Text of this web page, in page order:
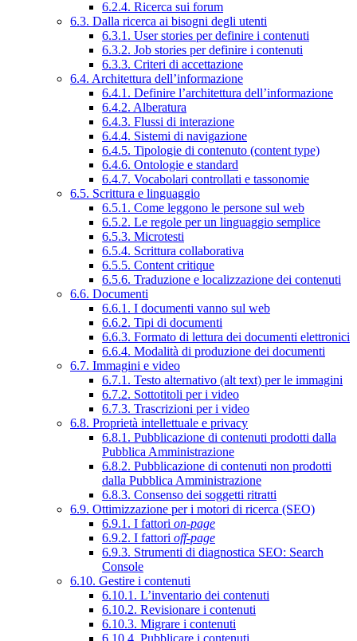
6.2.4. Ricerca sui forum
6.3. Dalla ricerca ai bisogni degli utenti
6.3.1. User stories per definire i contenuti
6.3.2. Job stories per definire i contenuti
6.3.3. Criteri di accettazione
6.4. Architettura dell’informazione
6.4.1. Definire l’architettura dell’informazione
6.4.2. Alberatura
6.4.3. Flussi di interazione
6.4.4. Sistemi di navigazione
6.4.5. Tipologie di contenuto (content type)
6.4.6. Ontologie e standard
6.4.7. Vocabolari controllati e tassonomie
6.5. Scrittura e linguaggio
6.5.1. Come leggono le persone sul web
6.5.2. Le regole per un linguaggio semplice
6.5.3. Microtesti
6.5.4. Scrittura collaborativa
6.5.5. Content critique
6.5.6. Traduzione e localizzazione dei contenuti
6.6. Documenti
6.6.1. I documenti vanno sul web
6.6.2. Tipi di documenti
6.6.3. Formato di lettura dei documenti elettronici
6.6.4. Modalità di produzione dei documenti
6.7. Immagini e video
6.7.1. Testo alternativo (alt text) per le immagini
6.7.2. Sottotitoli per i video
6.7.3. Trascrizioni per i video
6.8. Proprietà intellettuale e privacy
6.8.1. Pubblicazione di contenuti prodotti dalla
Pubblica Amministrazione
6.8.2. Pubblicazione di contenuti non prodotti
dalla Pubblica Amministrazione
6.8.3. Consenso dei soggetti ritratti
6.9. Ottimizzazione per i motori di ricerca (SEO)
6.9.1. I fattori on-page
6.9.2. I fattori off-page
6.9.3. Strumenti di diagnostica SEO: Search
Console
6.10. Gestire i contenuti
6.10.1. L’inventario dei contenuti
6.10.2. Revisionare i contenuti
6.10.3. Migrare i contenuti
6.10.4. Pubblicare i contenuti